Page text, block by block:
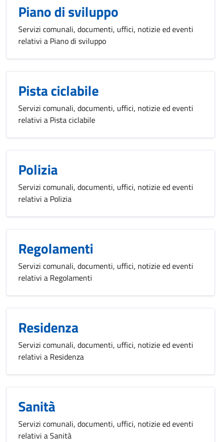
Piano di sviluppo
Servizi comunali, documenti, uffici, notizie ed eventi
relativi a Piano di sviluppo
Pista ciclabile
Servizi comunali, documenti, uffici, notizie ed eventi
relativi a Pista ciclabile
Polizia
Servizi comunali, documenti, uffici, notizie ed eventi
relativi a Polizia
Regolamenti
Servizi comunali, documenti, uffici, notizie ed eventi
relativi a Regolamenti
Residenza
Servizi comunali, documenti, uffici, notizie ed eventi
relativi a Residenza
Sanità
Servizi comunali, documenti, uffici, notizie ed eventi
relativi a Sanità